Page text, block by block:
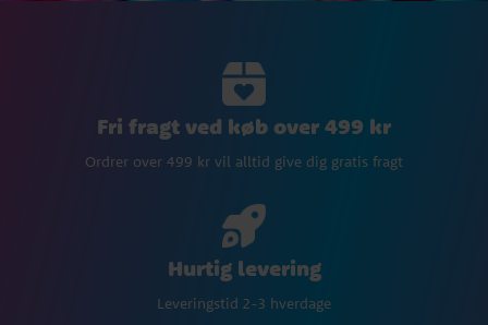
Fri fragt ved køb over 499 kr
Ordrer over 499 kr vil alltid give dig gratis fragt
Hurtig levering
Leveringstid 2-3 hverdage